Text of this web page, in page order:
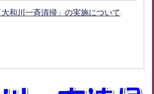
和川一斉清掃」の実施について